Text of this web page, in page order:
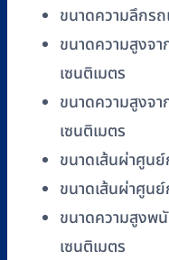
ขนาดความลึกร
ขนาดความสูงจา
เซนติเมตร
ขนาดความสูงจ
เซนติเมตร
ขนาดเส้นผ่าศูน
ขนาดเส้นผ่าศูน
ขนาดความสูงพ
เซนติเมตร